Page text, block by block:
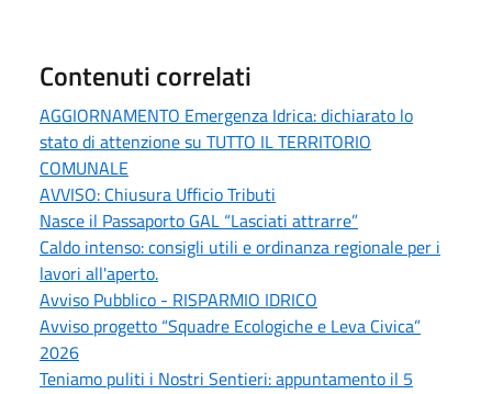
Contenuti correlati
AGGIORNAMENTO Emergenza Idrica: dichiarato lo
stato di attenzione su TUTTO IL TERRITORIO
COMUNALE
AVVISO: Chiusura Ufficio Tributi
Nasce il Passaporto GAL “Lasciati attrarre”
Caldo intenso: consigli utili e ordinanza regionale per i
lavori all'aperto.
Avviso Pubblico - RISPARMIO IDRICO
Avviso progetto “Squadre Ecologiche e Leva Civica”
2026
Teniamo puliti i Nostri Sentieri: appuntamento il 5